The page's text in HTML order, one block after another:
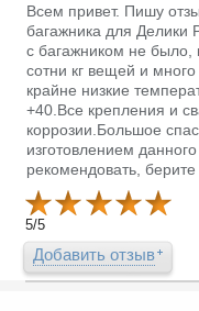
Всем привет. Пишу
багажника для Делики
с багажником не было,
сотни кг вещей и
крайне низкие
+40.Все крепления и
коррозии.Большое
изготовлением
рекомендовать,
5/5
Добавить отзыв